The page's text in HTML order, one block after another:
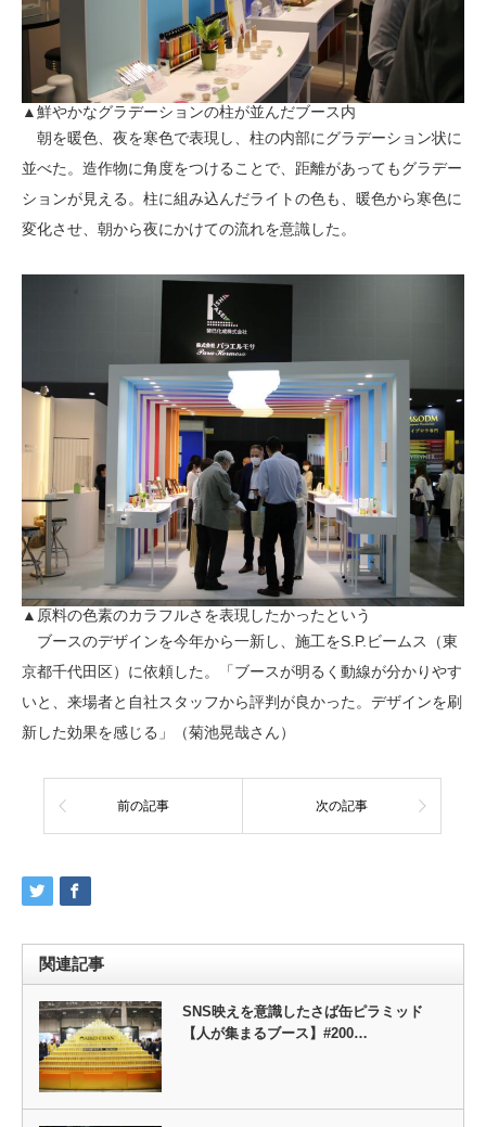
▲鮮やかなグラデーションの柱が並んだブース内
朝を暖色、夜を寒色で表現し、柱の内部にグラデーション状に
並べた。造作物に角度をつけることで、距離があってもグラデー
ションが見える。柱に組み込んだライトの色も、暖色から寒色に
変化させ、朝から夜にかけての流れを意識した。
▲原料の色素のカラフルさを表現したかったという
ブースのデザインを今年から一新し、施工をS.P.ビームス（東
京都千代田区）に依頼した。「ブースが明るく動線が分かりやす
いと、来場者と自社スタッフから評判が良かった。デザインを刷
新した効果を感じる」（菊池晃哉さん）
前の記事 次の記事
関連記事
SNS映えを意識したさば缶ピラミッド
【人が集まるブース】#200…